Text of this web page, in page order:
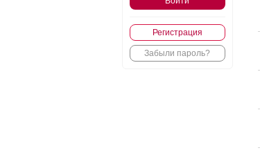
Регистрация
Забыли пароль?